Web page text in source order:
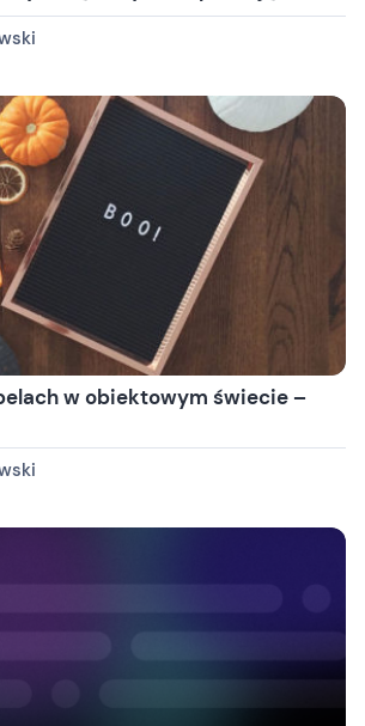
w obiektowym świecie –